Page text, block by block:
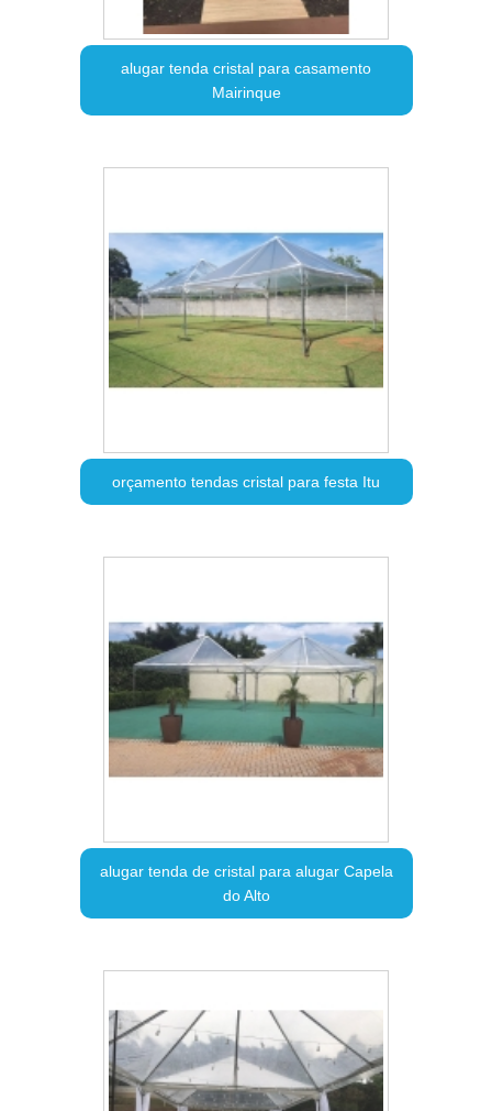
alugar tenda cristal para casamento
Mairinque
orçamento tendas cristal para festa Itu
alugar tenda de cristal para alugar Capela
do Alto